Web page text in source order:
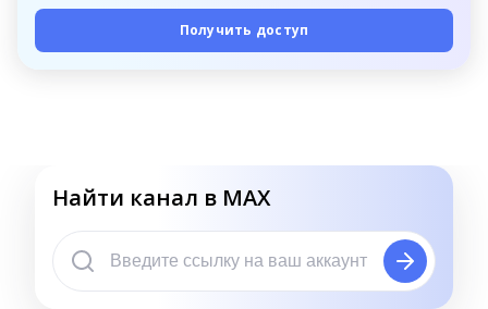
Получить доступ
Найти канал в MAX